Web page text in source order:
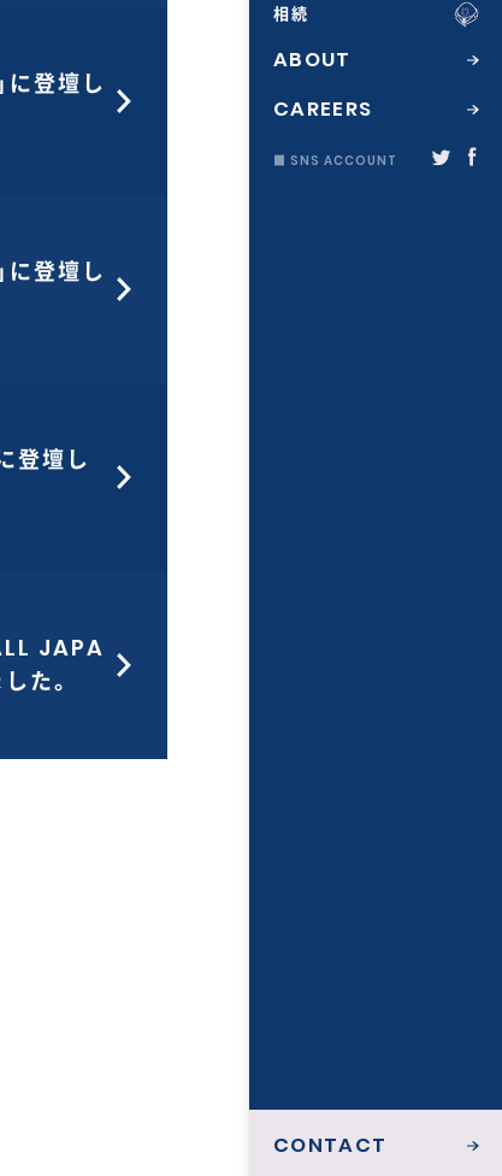
相続
ABOUT
CAREERS
■ SNS ACCOUNT
CONTACT
に登壇し
に登壇し
登壇し
JAPA
た。